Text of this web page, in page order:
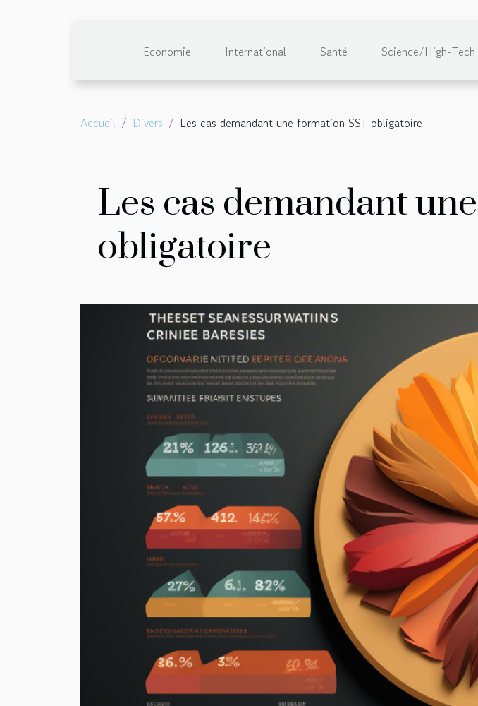
Economie International Santé Science/High-Tech
Accueil Divers Les cas demandant une formation SST obligatoire
Les cas demandant
obligatoire